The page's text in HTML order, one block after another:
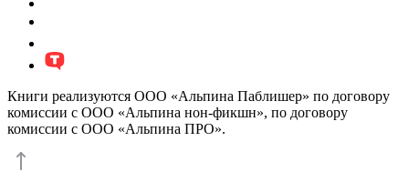
Книги реализуются ООО «Альпина Паблишер» по договору
комиссии с ООО «Альпина нон-фикшн», по договору
комиссии с ООО «Альпина ПРО».